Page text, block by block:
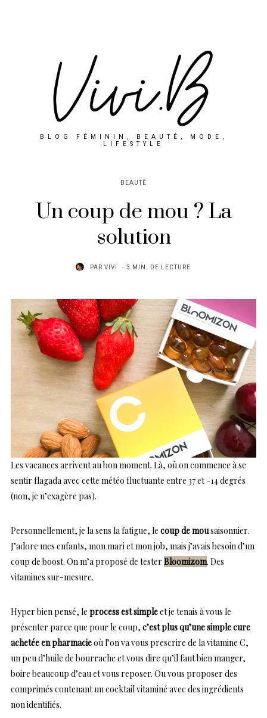
BLOG FÉMININ, BEAUTÉ, MODE,
LIFESTYLE
BEAUTÉ
Un coup de mou ? La
solution
PAR VIVI 3 MIN. DE LECTURE
Les vacances arrivent au bon moment. Là, où on commence à se
sentir flagada avec cette météo fluctuante entre 37 et -14 degrés
(non, je n’exagère pas).
Personnellement, je la sens la fatigue, le coup de mousaisonnier.
J’adore mes enfants, mon mari et mon job, mais j’avais besoin d’un
coup de boost. On m’a proposé de tester Bloomizom. Des
vitamines sur-mesure.
Hyper bien pensé, le process est simpleet je tenais à vous le
présenter parce que pour le coup, c’est plus qu’une simple cure
achetée en pharmacieoù l’on va vous prescrire de la vitamine C,
un peu d’huile de bourrache et vous dire qu’il faut bien manger,
boire beaucoup d’eau et vous reposer. Ou vous proposer des
comprimés contenant un cocktail vitaminé avec des ingrédients
non identifiés.